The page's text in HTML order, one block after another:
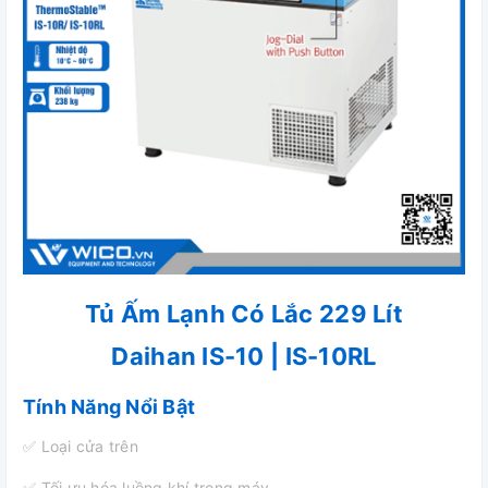
Tủ Ấm Lạnh Có Lắc 229 Lít
Daihan IS-10 | IS-10RL
Tính Năng Nổi Bật
✅ Loại cửa trên